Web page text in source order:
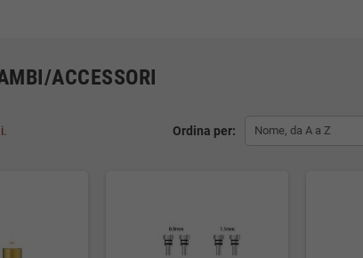
ACCESSORI
Ordina per: Nome, da A a Z